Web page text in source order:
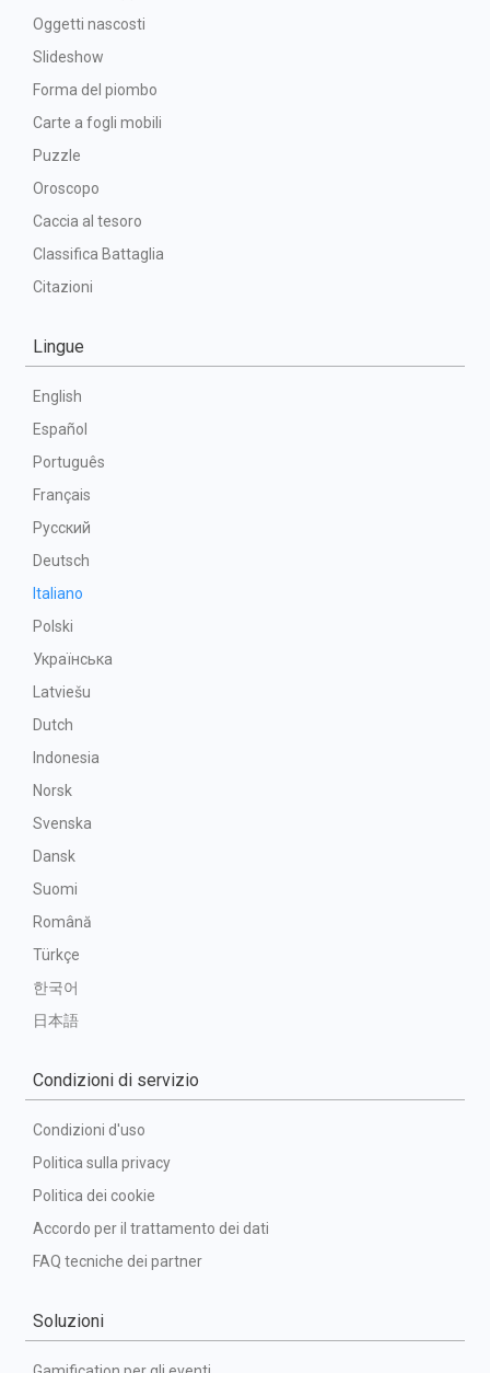
Oggetti nascosti
Slideshow
Forma del piombo
Carte a fogli mobili
Puzzle
Oroscopo
Caccia al tesoro
Classifica Battaglia
Citazioni
Lingue
English
Español
Português
Français
Русский
Deutsch
Italiano
Polski
Українська
Latviešu
Dutch
Indonesia
Norsk
Svenska
Dansk
Suomi
Română
Türkçe
한국어
日本語
Condizioni di servizio
Condizioni d'uso
Politica sulla privacy
Politica dei cookie
Accordo per il trattamento dei dati
FAQ tecniche dei partner
Soluzioni